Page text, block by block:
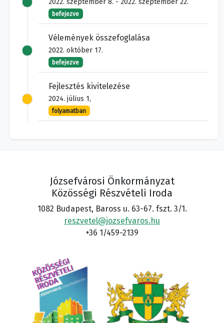
befejezve
Vélemények összefoglalása
2022. október 17.
befejezve
Fejlesztés kivitelezése
2024. július 1,
folyamatban
Józsefvárosi Önkormányzat
Közösségi Részvételi Iroda
1082 Budapest, Baross u. 63-67. fszt. 3/1.
reszvetel@jozsefvaros.hu
+36 1/459-2139